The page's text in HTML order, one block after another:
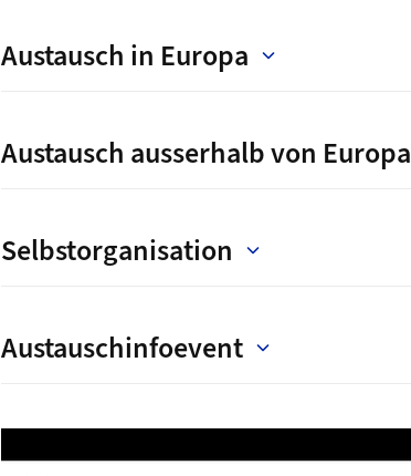
Austausch in Europa
Austausch ausserhalb von Europa
Selbstorganisation
Austauschinfoevent